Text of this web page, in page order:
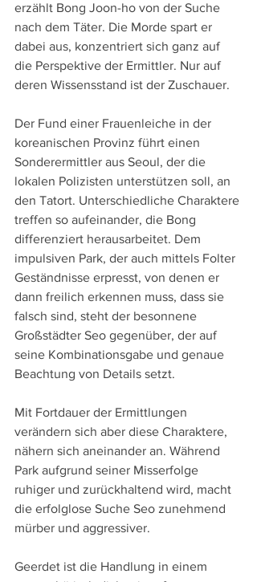
erzählt Bong Joon-ho von der Suche
nach dem Täter. Die Morde spart er
dabei aus, konzentriert sich ganz auf
die Perspektive der Ermittler. Nur auf
deren Wissensstand ist der Zuschauer.
Der Fund einer Frauenleiche in der
koreanischen Provinz führt einen
Sonderermittler aus Seoul, der die
lokalen Polizisten unterstützen soll, an
den Tatort. Unterschiedliche Charaktere
treffen so aufeinander, die Bong
differenziert herausarbeitet. Dem
impulsiven Park, der auch mittels Folter
Geständnisse erpresst, von denen er
dann freilich erkennen muss, dass sie
falsch sind, steht der besonnene
Großstädter Seo gegenüber, der auf
seine Kombinationsgabe und genaue
Beachtung von Details setzt.
Mit Fortdauer der Ermittlungen
verändern sich aber diese Charaktere,
nähern sich aneinander an. Während
Park aufgrund seiner Misserfolge
ruhiger und zurückhaltend wird, macht
die erfolglose Suche Seo zunehmend
mürber und aggressiver.
Geerdet ist die Handlung in einem